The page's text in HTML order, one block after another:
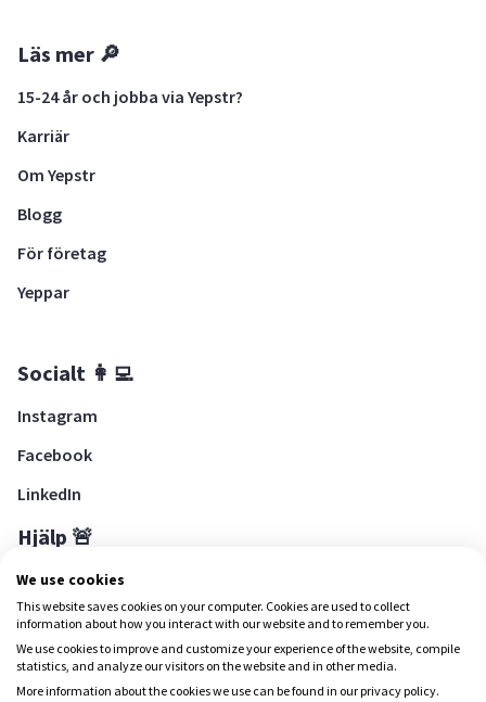
Läs mer 🔎
15-24 år och jobba via Yepstr?
Karriär
Om Yepstr
Blogg
För företag
Yeppar
Socialt 👩‍💻
Instagram
Facebook
LinkedIn
Hjälp 🚨
Hjälpcenter
Ladda ned Yepstr
We use cookies
This website saves cookies on your computer. Cookies are used to collect
information about how you interact with our website and to remember you.
We use cookies to improve and customize your experience of the website, compile
statistics, and analyze our visitors on the website and in other media.
More information about the cookies we use can be found in our privacy policy.